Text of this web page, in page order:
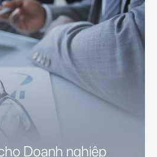
Doanh nghiệp